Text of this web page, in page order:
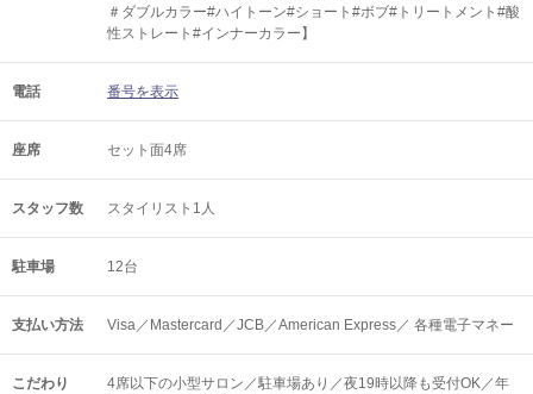
＃ダブルカラー#ハイトーン#ショート#ボブ#トリートメント#酸
性ストレート#インナーカラー】
電話 番号を表示
座席 セット面4席
スタッフ数 スタイリスト1人
駐車場 12台
支払い方法 Visa／Mastercard／JCB／American Express／ 各種電子マネー
こだわり
4席以下の小型サロン／駐車場あり／夜19時以降も受付OK／年